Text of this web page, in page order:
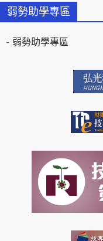
弱勢助學專區
弱勢助學專區